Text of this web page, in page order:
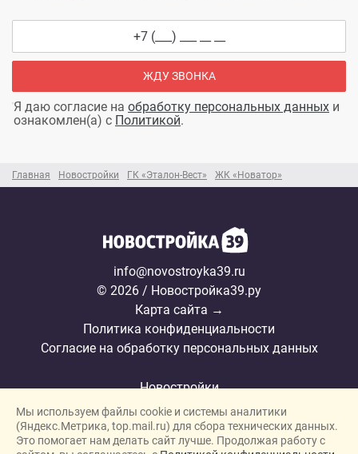
Главная Новостройки ГК «Эталон-Вест» ЖК «Новатор»
ЖДУ ЗВОНКА
Я даю согласие на обработку персональных данных и
ознакомлен(а) с Политикой.
info@novostroyka39.ru
© 2026 / Новостройка39.ру
Карта сайта →
Политика конфиденциальности
Согласие на обработку персональных данных
Новостройки
Застройщики
Ипотека
Мы используем файлы cookie и системы аналитики
(Яндекс.Метрика, top.mail.ru) для сбора технических данных.
Это помогает нам делать сайт лучше. Продолжая работу с